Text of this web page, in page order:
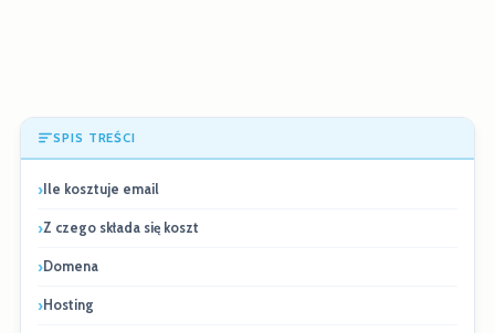
SPIS TREŚCI
Ile kosztuje email
Z czego składa się koszt
Domena
Hosting